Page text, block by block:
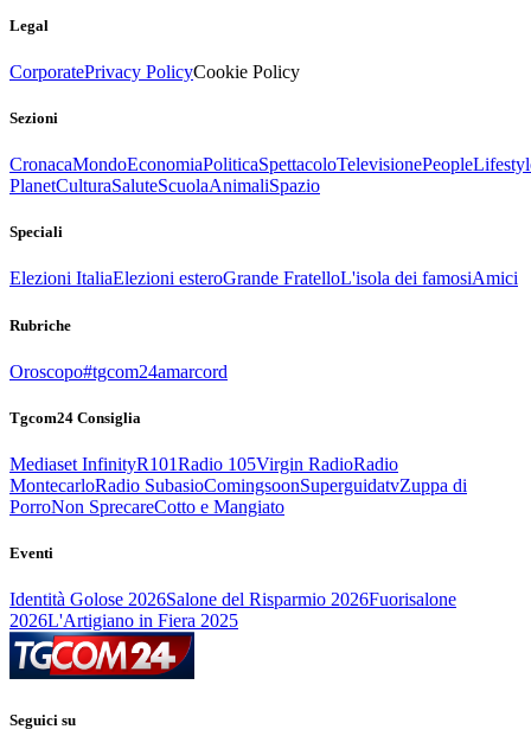
Legal
CorporatePrivacy PolicyCookie Policy
Sezioni
CronacaMondoEconomiaPoliticaSpettacoloTelevisionePeople
PlanetCulturaSaluteScuolaAnimaliSpazio
Speciali
Elezioni ItaliaElezioni esteroGrande FratelloL'isola dei famosiAmici
Rubriche
Oroscopo#tgcom24amarcord
Tgcom24 Consiglia
Mediaset InfinityR101Radio 105Virgin RadioRadio
MontecarloRadio SubasioComingsoonSuperguidatvZuppa di
PorroNon SprecareCotto e Mangiato
Eventi
Identità Golose 2026Salone del Risparmio 2026Fuorisalone
2026L'Artigiano in Fiera 2025
Seguici su